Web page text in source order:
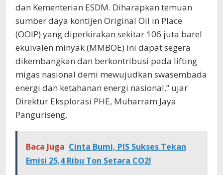
dan Kementerian ESDM. Diharapkan temuan
sumber daya kontijen Original Oil in Place
(OOIP) yang diperkirakan sekitar 106 juta barel
ekuivalen minyak (MMBOE) ini dapat segera
dikembangkan dan berkontribusi pada lifting
migas nasional demi mewujudkan swasembada
energi dan ketahanan energi nasional,” ujar
Direktur Eksplorasi PHE, Muharram Jaya
Panguriseng.
Baca Juga Cinta Bumi, PIS Sukses Tekan
Emisi 25,4 Ribu Ton Setara CO2!